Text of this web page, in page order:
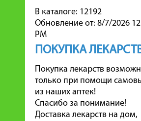
В каталоге: 12192
Обновление от: 8/7/2026
PM
ПОКУПКА
Покупка лекарств
только при помощи
из наших аптек!
Спасибо за понимание!
Доставка лекарств на дом,